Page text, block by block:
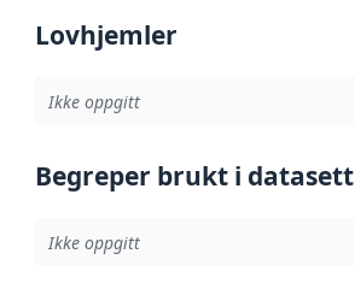
Lovhjemler
Ikke oppgitt
Begreper brukt i datasett
Ikke oppgitt